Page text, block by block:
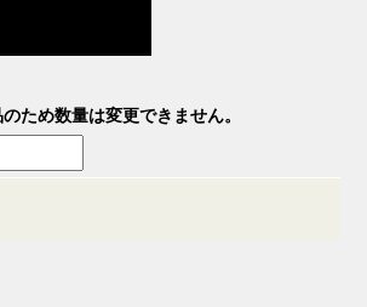
ため数量は変更できません。